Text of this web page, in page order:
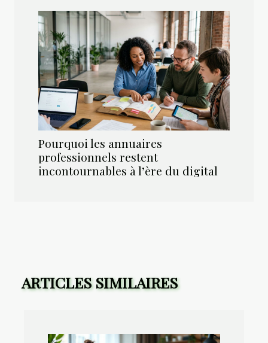
Pourquoi les annuaires
professionnels restent
incontournables à l’ère du digital
ARTICLES SIMILAIRES